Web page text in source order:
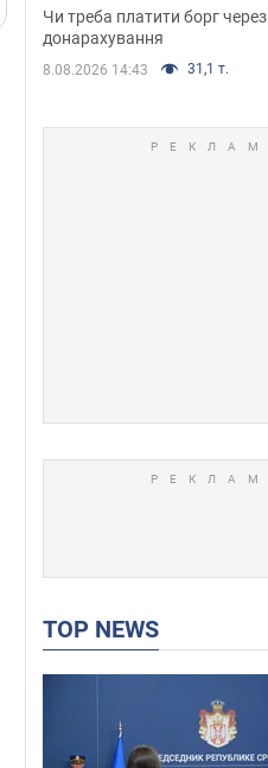
суддя ухвалив
неочікуване рішення
Чи треба платити борг через
донарахування
8.08.2026 14:43 31,1 т.
TOP NEWS